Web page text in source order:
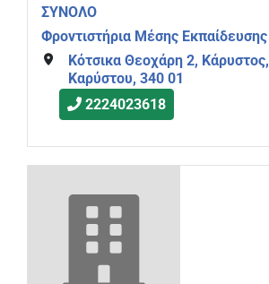
ΣΥΝΟΛΟ
Φροντιστήρια Μέσης Εκπαίδευσης
Κότσικα Θεοχάρη 2,
Καρύστου, 340 01
2224023618